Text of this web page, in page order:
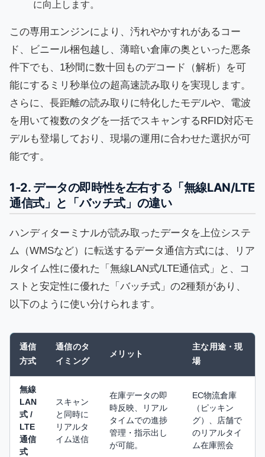
に向上します。
この専用エンジンにより、汚れやかすれがあるコー
ド、ビニール梱包越し、薄暗い倉庫の奥といった悪条
件下でも、1秒間に数十回ものデコード（解析）を可
能にするミリ秒単位の超高速読み取りを実現します。
さらに、長距離の読み取りに特化したモデルや、電波
を用いて複数のタグを一括でスキャンするRFID対応モ
デルも登場しており、現場の運用に合わせた選択が可
能です。
1-2. データの即時性を左右する「無線LAN/LTE
通信式」と「バッチ式」の違い
ハンディターミナルが読み取ったデータを上位システ
ム（WMSなど）に転送するデータ通信方式には、リア
ルタイム性に優れた「無線LAN式/LTE通信式」と、コ
ストと安定性に優れた「バッチ式」の2種類があり、
以下のように使い分けられます。
通信
方式
通信のタ
イミング
メリット
主な用途・現
場
無線
LAN
式 /
LTE
通信
式
スキャン
と同時に
リアルタ
イム送信
在庫データの即
時反映、リアル
タイムでの進捗
管理・指示出し
が可能。
EC物流倉庫
（ピッキン
グ）、店舗で
のリアルタイ
ム在庫照会